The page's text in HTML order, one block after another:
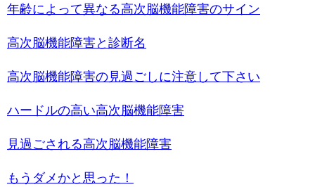
年齢によって異なる高次脳機能障害のサイン
高次脳機能障害と診断名
高次脳機能障害の見過ごしに注意して下さい
ハードルの高い高次脳機能障害
見過ごされる高次脳機能障害
もうダメかと思った！